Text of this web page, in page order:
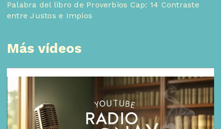
Más vídeos
Palabra del libro de Proverbios Cap: 14 Contraste
entre Justos e Impios